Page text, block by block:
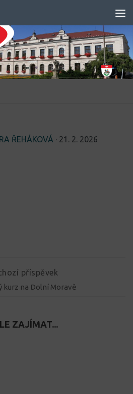
ŘEHÁKOVÁ · 21. 2. 2026
příspěvek
kurz na Dolní Moravě
ZAJÍMAT...